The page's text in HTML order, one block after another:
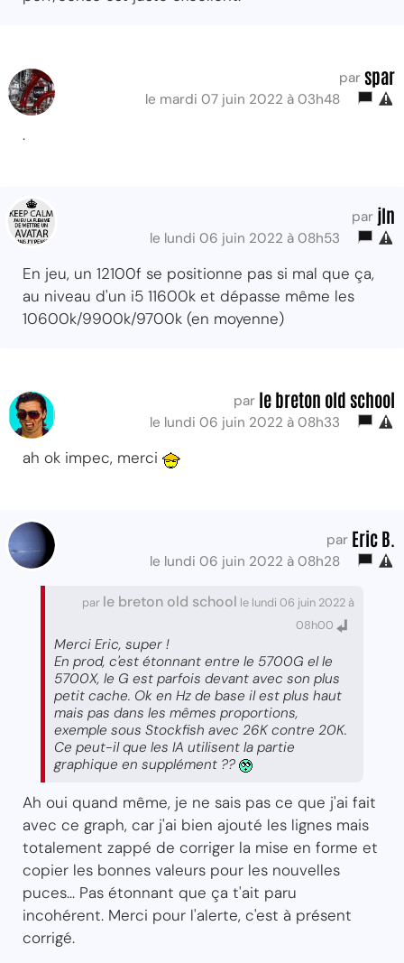
par spar
le mardi 07 juin 2022 à 03h48
.
par jln
le lundi 06 juin 2022 à 08h53
En jeu, un 12100f se positionne pas si mal que ça,
au niveau d'un i5 11600k et dépasse même les
10600k/9900k/9700k (en moyenne)
par le breton old school
le lundi 06 juin 2022 à 08h33
ah ok impec, merci
par Eric B.
le lundi 06 juin 2022 à 08h28
par le breton old school le lundi 06 juin 2022 à
08h00
Merci Eric, super !
En prod, c'est étonnant entre le 5700G el le
5700X, le G est parfois devant avec son plus
petit cache. Ok en Hz de base il est plus haut
mais pas dans les mêmes proportions,
exemple sous Stockfish avec 26K contre 20K.
Ce peut-il que les IA utilisent la partie
graphique en supplément ??
Ah oui quand même, je ne sais pas ce que j'ai fait
avec ce graph, car j'ai bien ajouté les lignes mais
totalement zappé de corriger la mise en forme et
copier les bonnes valeurs pour les nouvelles
puces... Pas étonnant que ça t'ait paru
incohérent. Merci pour l'alerte, c'est à présent
corrigé.